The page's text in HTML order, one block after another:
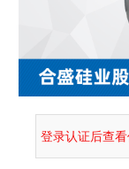
登录认证后查